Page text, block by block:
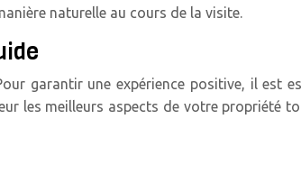
naturelle au cours de la visite.
garantir une expérience positive, il est
les meilleurs aspects de votre propriété